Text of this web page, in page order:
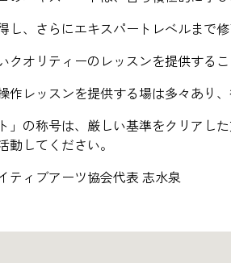
し、さらにエキスパートレベルまで
クオリティーのレッスンを提供するこ
作レッスンを提供する場は多々あり
」の称号は、厳しい基準をクリア
動してください。
ティブアーツ協会代表 志水泉